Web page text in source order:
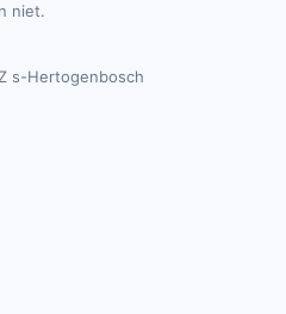
niet.
s-Hertogenbosch